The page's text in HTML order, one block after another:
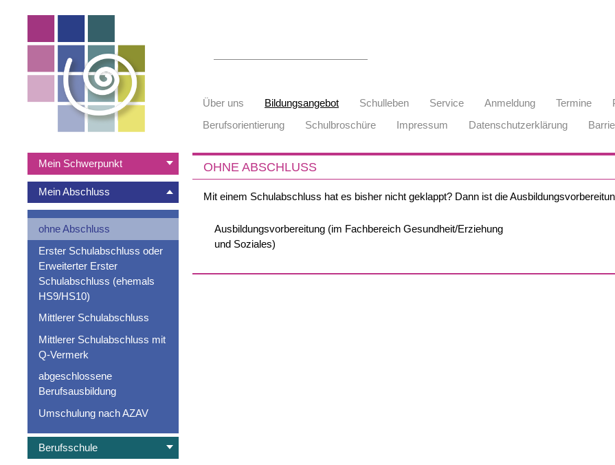
Navigation
Über uns Bildungsangebot Schulleben Service Anmeldung Termine
Berufsorientierung
Schulbroschüre Impressum Datenschutzerklärung
OHNE ABSCHLUSS
Mit einem Schulabschluss hat es bisher nicht geklappt? Dann ist die
Navigation
überspringen
Ausbildungsvorbereitung (im Fachbereich Gesundheit/Erziehung
und Soziales)
Navigation
überspringen
Mein Schwerpunkt
Mein Abschluss
ohne Abschluss
Erster Schulabschluss oder
Erweiterter Erster
Schulabschluss (ehemals
HS9/HS10)
Mittlerer Schulabschluss
Mittlerer Schulabschluss mit
Q-Vermerk
abgeschlossene
Berufsausbildung
Umschulung nach AZAV
Berufsschule